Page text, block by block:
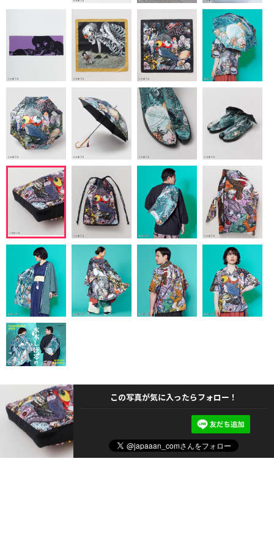
この写真が気に入ったらフォロー！